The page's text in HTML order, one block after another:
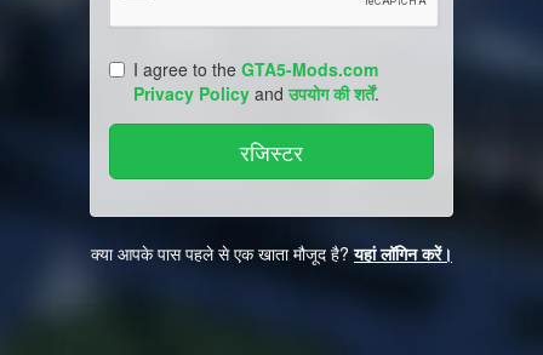
I agree to the GTA5-Mods.com
Privacy Policy andउपयोग की शर्तें.
क्या आपके पास पहले से एक खाता मौजूद है?यहां लॉगिन करें।